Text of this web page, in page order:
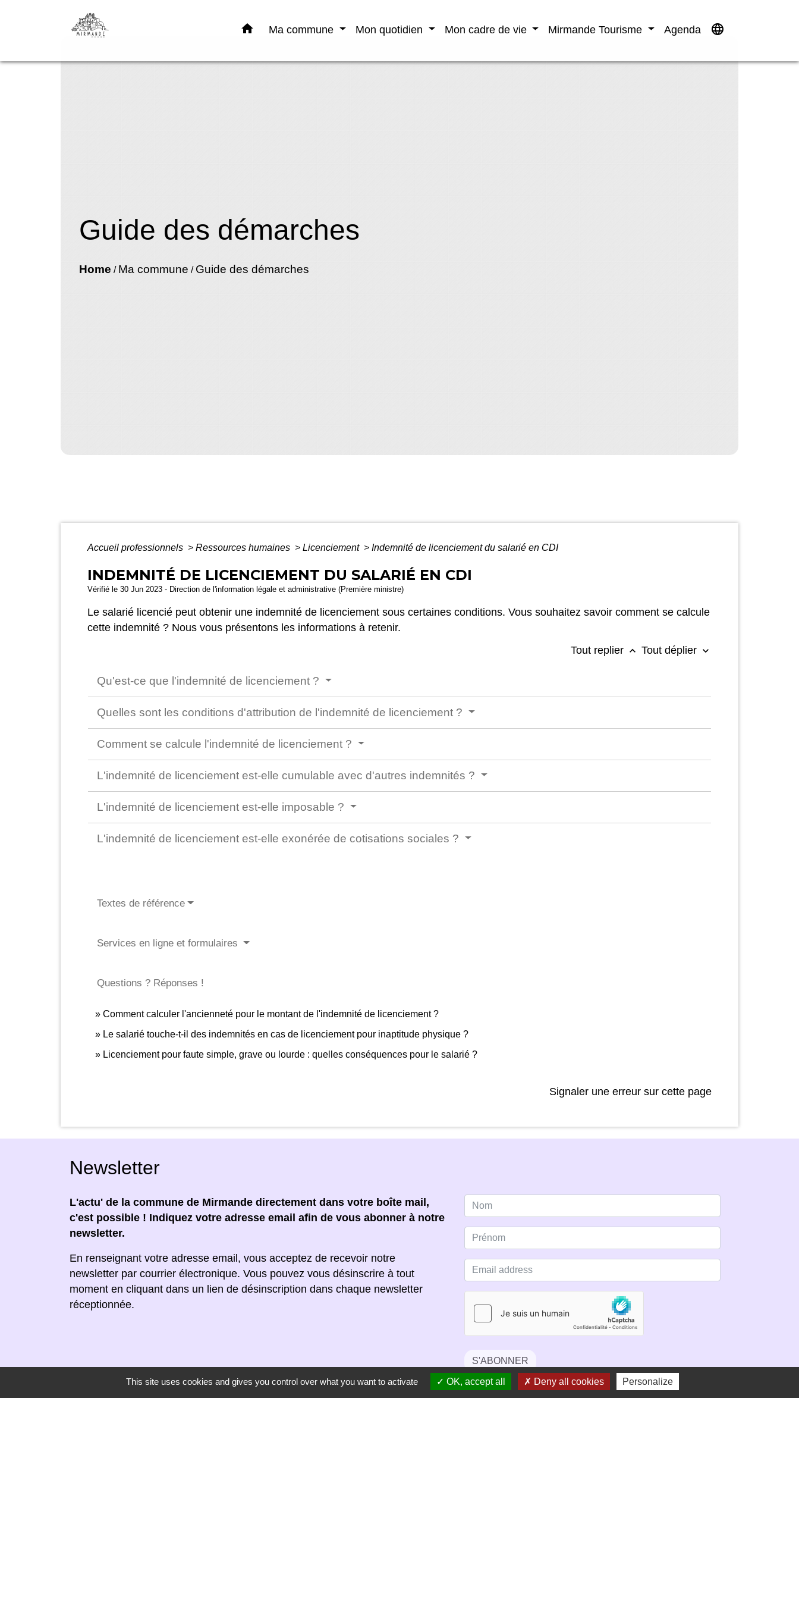
home Ma commune Mon quotidien Mon cadre de vie Mirmande Tourisme Agenda language
Guide des démarches
Home / Ma commune / Guide des démarches
Accueil professionnels > Ressources humaines > Licenciement > Indemnité de licenciement du salarié en CDI
INDEMNITÉ DE LICENCIEMENT DU SALARIÉ EN CDI
Vérifié le 30 Jun 2023 - Direction de l'information légale et administrative (Première ministre)
Le salarié licencié peut obtenir une indemnité de licenciement sous certaines conditions. Vous souhaitez savoir comment se calcule
cette indemnité ? Nous vous présentons les informations à retenir.
Tout replier keyboard_arrow_up Tout déplier keyboard_arrow_down
Qu'est-ce que l'indemnité de licenciement ?
Quelles sont les conditions d'attribution de l'indemnité de licenciement ?
Comment se calcule l'indemnité de licenciement ?
L'indemnité de licenciement est-elle cumulable avec d'autres indemnités ?
L'indemnité de licenciement est-elle imposable ?
L'indemnité de licenciement est-elle exonérée de cotisations sociales ?
Textes de référence
Services en ligne et formulaires
Questions ? Réponses !
Comment calculer l'ancienneté pour le montant de l'indemnité de licenciement ?
Le salarié touche-t-il des indemnités en cas de licenciement pour inaptitude physique ?
Licenciement pour faute simple, grave ou lourde : quelles conséquences pour le salarié ?
Signaler une erreur sur cette page
Newsletter
L'actu' de la commune de Mirmande directement dans votre boîte mail,
c'est possible ! Indiquez votre adresse email afin de vous abonner à notre
newsletter.
En renseignant votre adresse email, vous acceptez de recevoir notre
newsletter par courrier électronique. Vous pouvez vous désinscrire à tout
moment en cliquant dans un lien de désinscription dans chaque newsletter
réceptionnée.
S'ABONNER
This site uses cookies and gives you control over what you want to activate OK, accept all Deny all cookies Personalize